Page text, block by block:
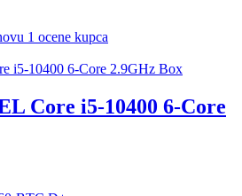
1 ocene kupca
Core i5-10400 6-Core